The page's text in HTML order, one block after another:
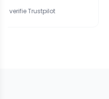
Trustpilot